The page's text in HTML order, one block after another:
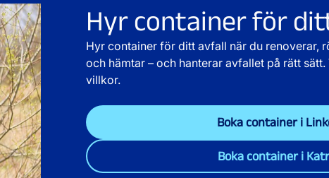
Hyr container för
Hyr container för ditt avfall när du renoverar,
och hämtar – och hanterar avfallet på rätt
villkor.
Boka container i
Boka container i